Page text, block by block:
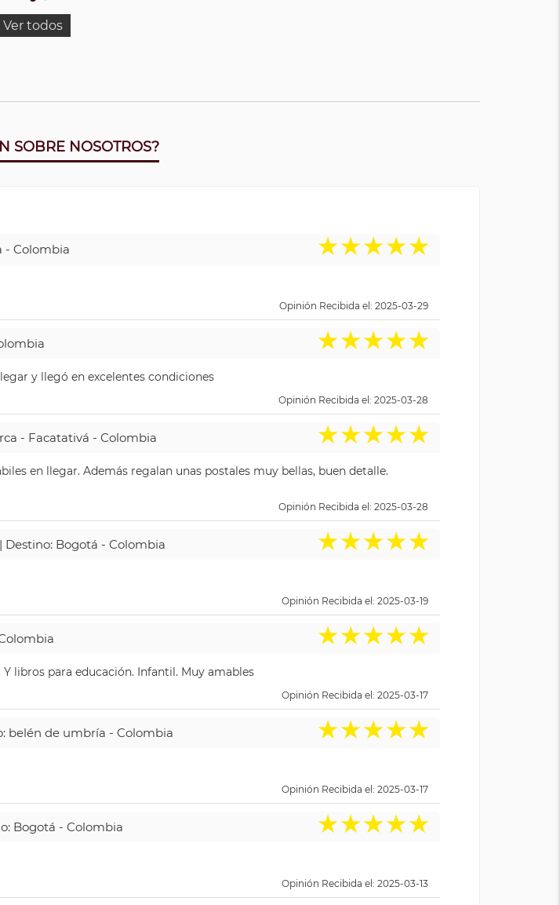
Ver todos
SOBRE NOSOTROS?
- Colombia ★★★★★
Opinión Recibida el: 2025-03-29
★★★★★
y llegó en excelentes condiciones
Opinión Recibida el: 2025-03-28
- Facatativá - Colombia ★★★★★
en llegar. Además regalan unas postales muy bellas, buen detalle.
Opinión Recibida el: 2025-03-28
Destino: Bogotá - Colombia ★★★★★
Opinión Recibida el: 2025-03-19
★★★★★
libros para educación. Infantil. Muy amables
Opinión Recibida el: 2025-03-17
belén de umbría - Colombia ★★★★★
Opinión Recibida el: 2025-03-17
Bogotá - Colombia ★★★★★
Opinión Recibida el: 2025-03-13